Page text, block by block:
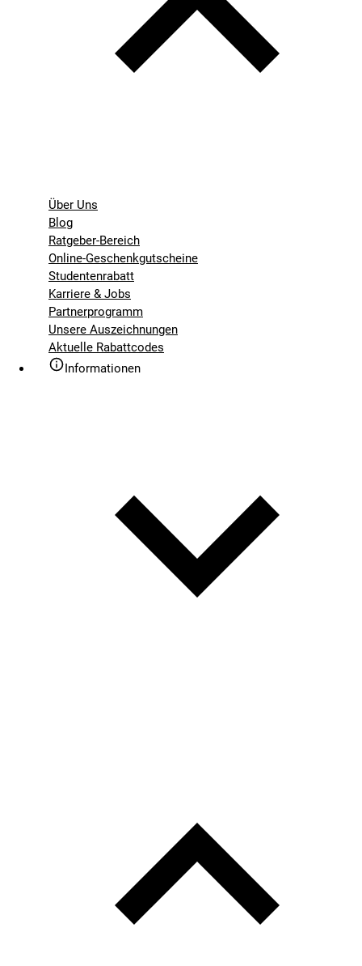
Über Uns
Blog
Ratgeber-Bereich
Online-Geschenkgutscheine
Studentenrabatt
Karriere & Jobs
Partnerprogramm
Unsere Auszeichnungen
Aktuelle Rabattcodes
Informationen